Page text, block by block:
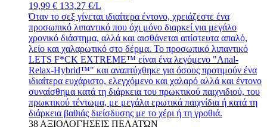
19,99 € 133,27 €/L
Όταν το σεξ γίνεται ιδιαίτερα έντονο, χρειάζεστε ένα
προσωπικό λιπαντικό που όχι μόνο διαρκεί για μεγάλο
χρονικό διάστημα, αλλά και αισθάνεται απίστευτα απαλό,
λείο και χαλαρωτικό στο δέρμα. Το προσωπικό λιπαντικό
LETS F*CK EXTREME™ είναι ένα λεγόμενο "Anal-
Relax-Hybrid™" και αναπτύχθηκε για όσους προτιμούν ένα
ιδιαίτερα ευχάριστο, ελεγχόμενο και χαλαρό αλλά και έντονο
συναίσθημα κατά τη διάρκεια του πρωκτικού παιχνιδιού, του
πρωκτικού τέντωμα, με μεγάλα ερωτικά παιχνίδια ή κατά τη
διάρκεια βαθιάς διείσδυσης με το χέρι ή τη γροθιά.
38 ΑΞΙΟΛΟΓΉΣΕΙΣ ΠΕΛΑΤΏΝ